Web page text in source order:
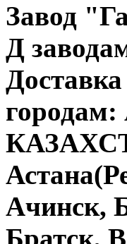
Завод
Д
Ачинск,